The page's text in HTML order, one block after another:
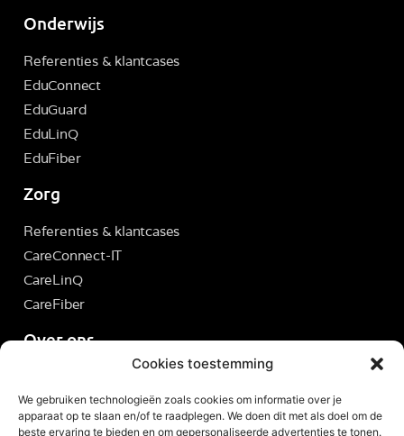
Cookies toestemming
We gebruiken technologieën zoals cookies om informatie over je
apparaat op te slaan en/of te raadplegen. We doen dit met als doel om de
beste ervaring te bieden en om gepersonaliseerde advertenties te tonen.
Onderwijs
Referenties & klantcases
EduConnect
EduGuard
EduLinQ
EduFiber
Zorg
Referenties & klantcases
CareConnect-IT
CareLinQ
CareFiber
Over ons
Brite Ticketsysteem
Over Brite